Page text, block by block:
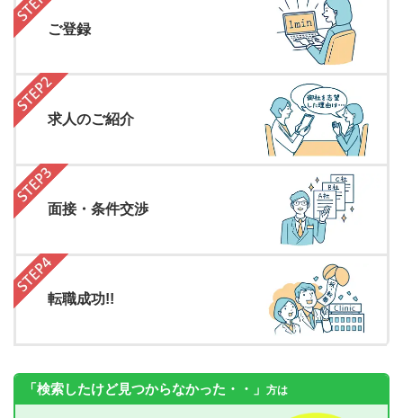
ご登録
求人のご紹介
面接・条件交渉
転職成功!!
「検索したけど見つからなかった・・」 方は